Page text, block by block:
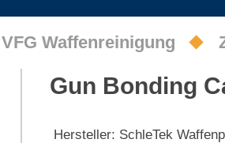
VFG Waffenreinigung
Gun Bonding
Hersteller: SchleTek